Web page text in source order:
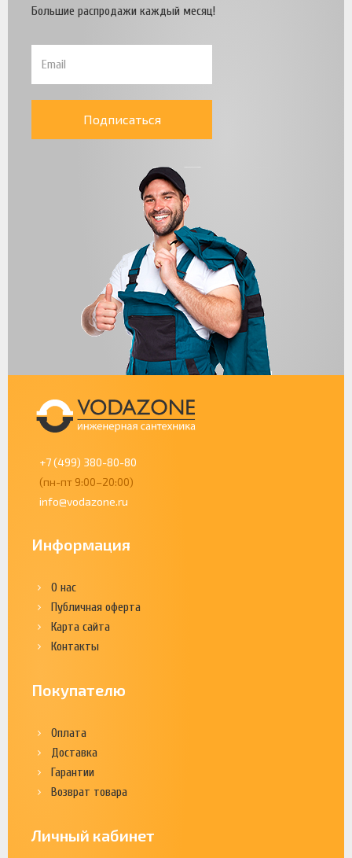
Большие распродажи каждый месяц!
Подписаться
+7 (499) 380-80-80
(пн-пт 9:00–20:00)
info@vodazone.ru
Информация
О нас
Публичная оферта
Карта сайта
Контакты
Покупателю
Оплата
Доставка
Гарантии
Возврат товара
Личный кабинет